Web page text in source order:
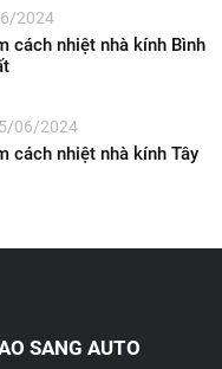
2024
cách nhiệt nhà kính Bình
06/2024
cách nhiệt nhà kính Tây
SANG AUTO